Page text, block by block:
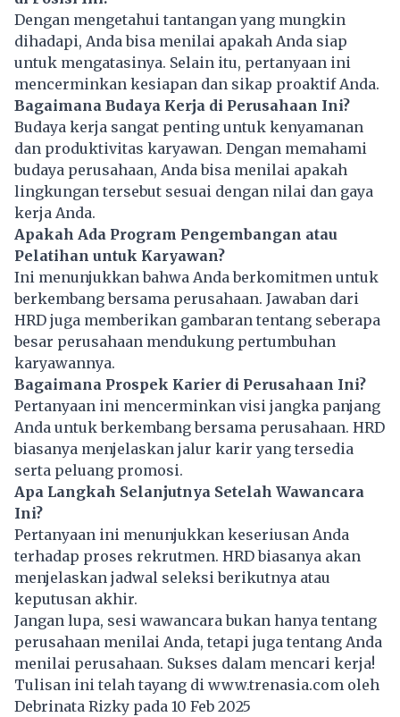
Dengan mengetahui tantangan yang mungkin
dihadapi, Anda bisa menilai apakah Anda siap
untuk mengatasinya. Selain itu, pertanyaan ini
mencerminkan kesiapan dan sikap proaktif Anda.
Bagaimana Budaya Kerja di Perusahaan Ini?
Budaya kerja sangat penting untuk kenyamanan
dan produktivitas karyawan. Dengan memahami
budaya perusahaan, Anda bisa menilai apakah
lingkungan tersebut sesuai dengan nilai dan gaya
kerja Anda.
Apakah Ada Program Pengembangan atau
Pelatihan untuk Karyawan?
Ini menunjukkan bahwa Anda berkomitmen untuk
berkembang bersama perusahaan. Jawaban dari
HRD juga memberikan gambaran tentang seberapa
besar perusahaan mendukung pertumbuhan
karyawannya.
Bagaimana Prospek Karier di Perusahaan Ini?
Pertanyaan ini mencerminkan visi jangka panjang
Anda untuk berkembang bersama perusahaan. HRD
biasanya menjelaskan jalur karir yang tersedia
serta peluang promosi.
Apa Langkah Selanjutnya Setelah Wawancara
Ini?
Pertanyaan ini menunjukkan keseriusan Anda
terhadap proses rekrutmen. HRD biasanya akan
menjelaskan jadwal seleksi berikutnya atau
keputusan akhir.
Jangan lupa, sesi wawancara bukan hanya tentang
perusahaan menilai Anda, tetapi juga tentang Anda
menilai perusahaan. Sukses dalam mencari kerja!
Tulisan ini telah tayang di www.trenasia.com oleh
Debrinata Rizky pada 10 Feb 2025